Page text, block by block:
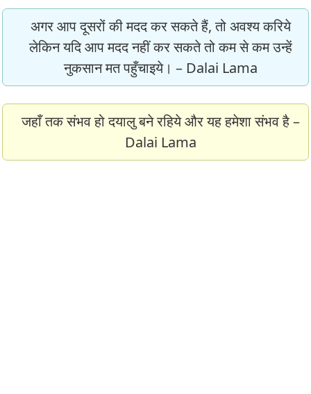
अगर आप दूसरों की मदद कर सकते हैं, तो अवश्य करिये
लेकिन यदि आप मदद नहीं कर सकते तो कम से कम उन्हें
नुकसान मत पहुँचाइये। – Dalai Lama
जहाँ तक संभव हो दयालु बने रहिये और यह हमेशा संभव है –
Dalai Lama